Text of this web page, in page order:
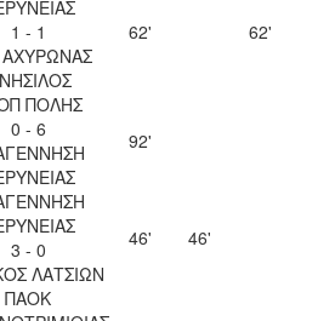
1 - 1
62' 62'
ΠΟΛΗΣ
0 - 6
92'
3 - 0
ΛΑΤΣΙΩΝ
46' 46'
ΠΑΟΚ